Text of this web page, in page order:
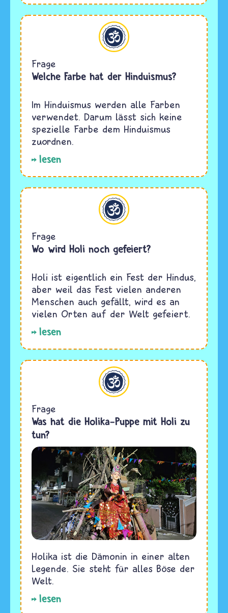
Hinduismus
Frage
Welche Farbe hat der Hinduismus?
Im Hinduismus werden alle Farben
verwendet. Darum lässt sich keine
spezielle Farbe dem Hinduismus
zuordnen.
lesen
Hinduismus
Frage
Wo wird Holi noch gefeiert?
Holi ist eigentlich ein Fest der Hindus,
aber weil das Fest vielen anderen
Menschen auch gefällt, wird es an
vielen Orten auf der Welt gefeiert.
lesen
Hinduismus
Frage
Was hat die Holika-Puppe mit Holi zu
tun?
Holika ist die Dämonin in einer alten
Legende. Sie steht für alles Böse der
Welt.
lesen